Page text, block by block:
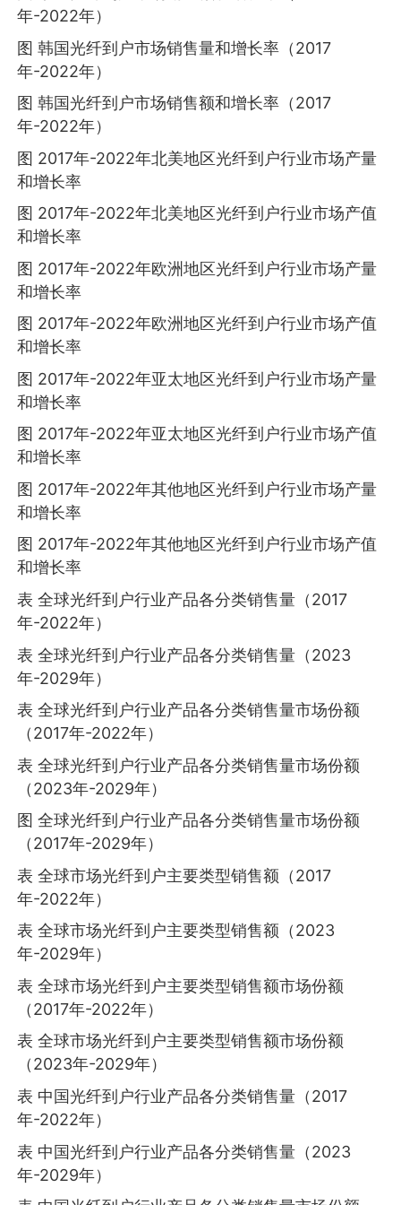
年-2022年）
图 韩国光纤到户市场销售量和增长率（2017
年-2022年）
图 韩国光纤到户市场销售额和增长率（2017
年-2022年）
图 2017年-2022年北美地区光纤到户行业市场产量
和增长率
图 2017年-2022年北美地区光纤到户行业市场产值
和增长率
图 2017年-2022年欧洲地区光纤到户行业市场产量
和增长率
图 2017年-2022年欧洲地区光纤到户行业市场产值
和增长率
图 2017年-2022年亚太地区光纤到户行业市场产量
和增长率
图 2017年-2022年亚太地区光纤到户行业市场产值
和增长率
图 2017年-2022年其他地区光纤到户行业市场产量
和增长率
图 2017年-2022年其他地区光纤到户行业市场产值
和增长率
表 全球光纤到户行业产品各分类销售量（2017
年-2022年）
表 全球光纤到户行业产品各分类销售量（2023
年-2029年）
表 全球光纤到户行业产品各分类销售量市场份额
（2017年-2022年）
表 全球光纤到户行业产品各分类销售量市场份额
（2023年-2029年）
图 全球光纤到户行业产品各分类销售量市场份额
（2017年-2029年）
表 全球市场光纤到户主要类型销售额（2017
年-2022年）
表 全球市场光纤到户主要类型销售额（2023
年-2029年）
表 全球市场光纤到户主要类型销售额市场份额
（2017年-2022年）
表 全球市场光纤到户主要类型销售额市场份额
（2023年-2029年）
表 中国光纤到户行业产品各分类销售量（2017
年-2022年）
表 中国光纤到户行业产品各分类销售量（2023
年-2029年）